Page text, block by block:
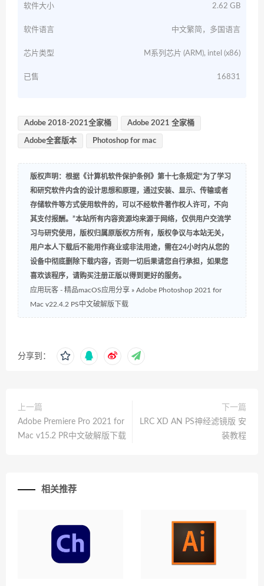
软件大小 2.62 GB
软件语言 中文繁简，多国语言
芯片类型 M系列芯片 (ARM), intel (x86)
已售 16831
Adobe 2018-2021全家桶 Adobe 2021 全家桶
Adobe全套版本 Photoshop for mac
版权声明：根据《计算机软件保护条例》第十七条规定“为了学习
和研究软件内含的设计思想和原理，通过安装、显示、传输或者
存储软件等方式使用软件的，可以不经软件著作权人许可，不向
其支付报酬。”本站所有内容资源均来源于网络，仅供用户交流学
习与研究使用，版权归属原版权方所有，版权争议与本站无关，
用户本人下载后不能用作商业或非法用途，需在24小时内从您的
设备中彻底删除下载内容，否则一切后果请您自行承担，如果您
喜欢该程序，请购买注册正版以得到更好的服务。
应用玩客 - 精品macOS应用分享 » Adobe Photoshop 2021 for
Mac v22.4.2 PS中文破解版下载
分享到：
上一篇
Adobe Premiere Pro 2021 for
Mac v15.2 PR中文破解版下载
下一篇
LRC XD AN PS神经滤镜版 安
装教程
相关推荐